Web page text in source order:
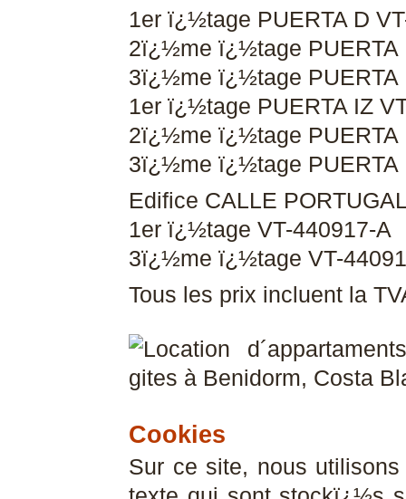
1er ï¿½tage PUERTA D
2ï¿½me ï¿½tage PUERTA
3ï¿½me ï¿½tage PUERTA
1er ï¿½tage PUERTA IZ
2ï¿½me ï¿½tage PUERTA
3ï¿½me ï¿½tage PUERTA
Edifice CALLE
1er ï¿½tage VT-440917-A
3ï¿½me ï¿½tage VT-
Tous les prix incluent la
Cookies
Sur ce site, nous